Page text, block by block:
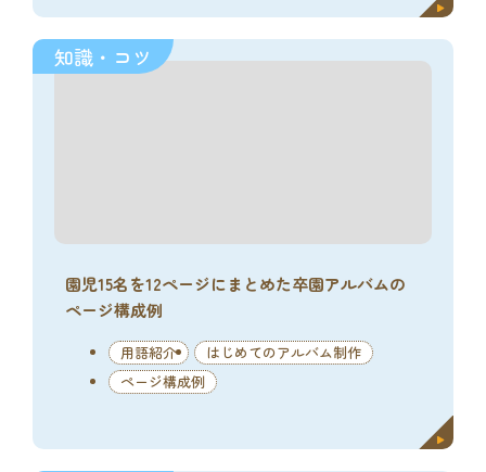
知識・コツ
園児15名を12ページにまとめた卒園アルバムの
ページ構成例
用語紹介
はじめてのアルバム制作
ページ構成例